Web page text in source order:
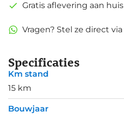
Gratis aflevering aan huis
Vragen? Stel ze direct via
Specificaties
Km stand
15 km
Bouwjaar